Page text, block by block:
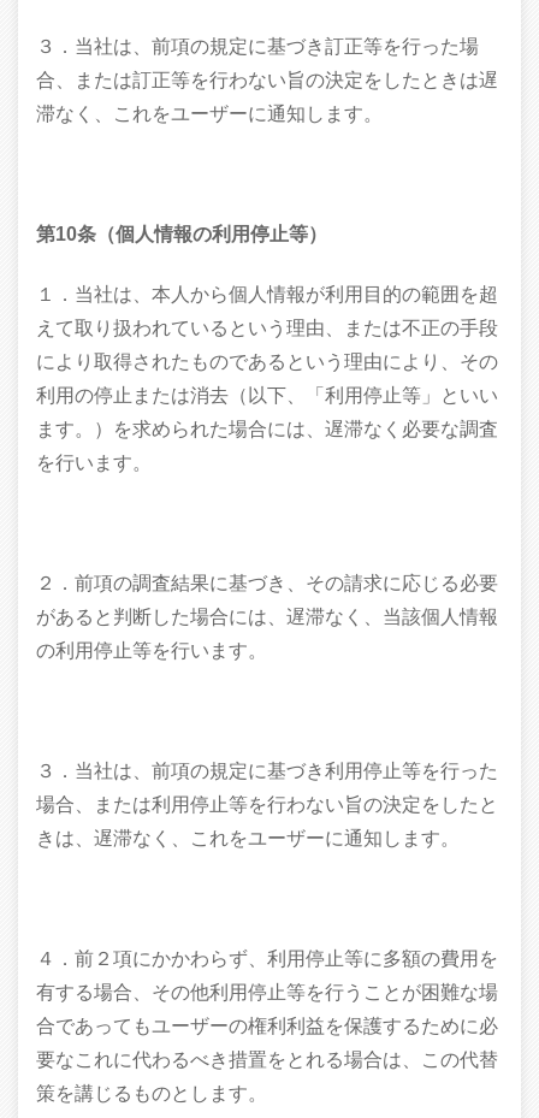
３．当社は、前項の規定に基づき訂正等を行った場
合、または訂正等を行わない旨の決定をしたときは遅
滞なく、これをユーザーに通知します。
第10条（個人情報の利用停止等）
１．当社は、本人から個人情報が利用目的の範囲を超
えて取り扱われているという理由、または不正の手段
により取得されたものであるという理由により、その
利用の停止または消去（以下、「利用停止等」といい
ます。）を求められた場合には、遅滞なく必要な調査
を行います。
２．前項の調査結果に基づき、その請求に応じる必要
があると判断した場合には、遅滞なく、当該個人情報
の利用停止等を行います。
３．当社は、前項の規定に基づき利用停止等を行った
場合、または利用停止等を行わない旨の決定をしたと
きは、遅滞なく、これをユーザーに通知します。
４．前２項にかかわらず、利用停止等に多額の費用を
有する場合、その他利用停止等を行うことが困難な場
合であってもユーザーの権利利益を保護するために必
要なこれに代わるべき措置をとれる場合は、この代替
策を講じるものとします。